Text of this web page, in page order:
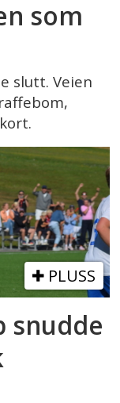
som
slutt. Veien
PLUSS
snudde